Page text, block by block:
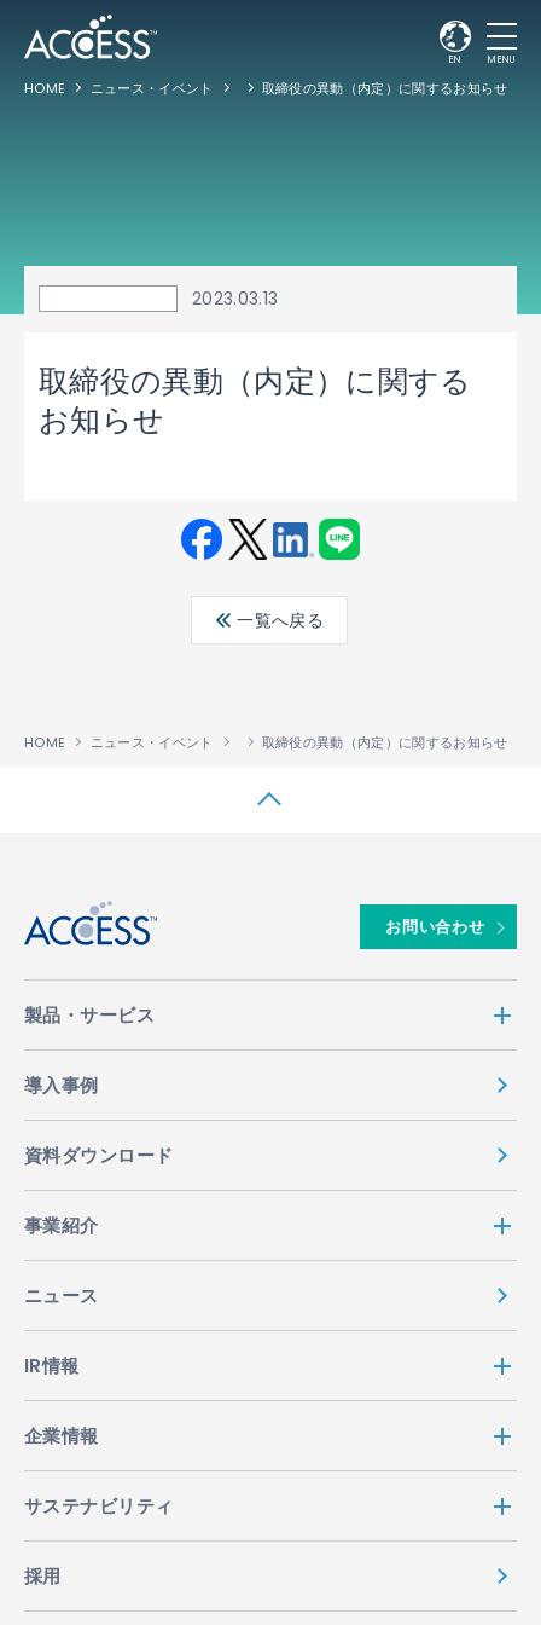
EN MENU
HOME ニュース・イベント 取締役の異動（内定）に関するお知らせ
2023.03.13
取締役の異動（内定）に関する
お知らせ
ebo ter
edin
一覧へ戻る
HOME ニュース・イベント 取締役の異動（内定）に関するお知らせ
お問い合わせ
製品・サービス
導入事例
資料ダウンロード
事業紹介
ニュース
IR情報
企業情報
サステナビリティ
採用